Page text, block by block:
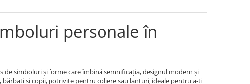
personale în
de simboluri și forme care îmbină semnificația, designul modern și
și copii, potrivite pentru coliere sau lanțuri, ideale pentru a-ți